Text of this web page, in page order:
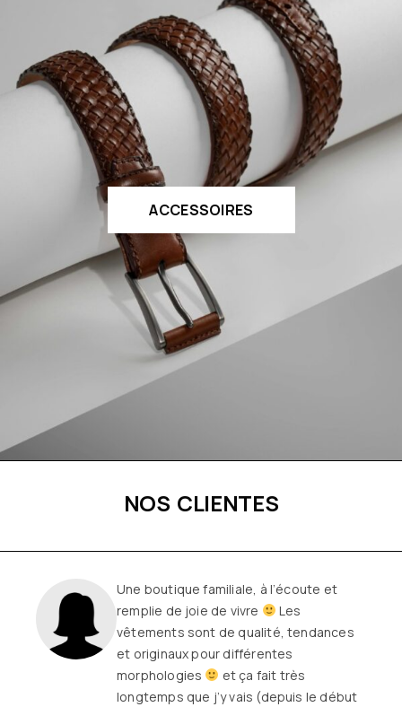
ACCESSOIRES
NOS CLIENTES
Une boutique familiale, à l’écoute et
remplie de joie de vivre
Les
vêtements sont de qualité, tendances
et originaux pour différentes
morphologies
et ça fait très
longtemps que j’y vais (depuis le début